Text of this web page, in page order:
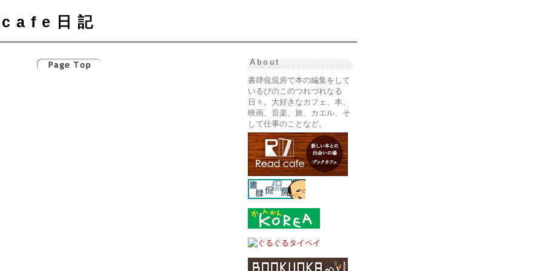
cafe日記
About
書肆侃侃房で本の編集をして
いるぴのこのつれづれなる
日々。大好きなカフェ、本、
映画、音楽、旅、カエル、そ
して仕事のことなど。